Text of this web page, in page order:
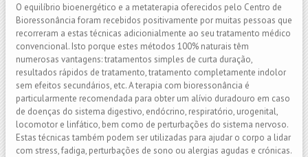
O equilíbrio bioenergético e a metaterapia oferecidos pelo Centro de
Bioressonância foram recebidos positivamente por muitas pessoas que
recorreram a estas técnicas adicionialmente ao seu tratamento médico
convencional. Isto porque estes métodos 100% naturais têm
numerosas vantagens: tratamentos simples de curta duração,
resultados rápidos de tratamento, tratamento completamente indolor
sem efeitos secundários, etc. A terapia com bioressonância é
particularmente recomendada para obter um alívio duradouro em caso
de doenças do sistema digestivo, endócrino, respiratório, urogenital,
locomotor e linfático, bem como de perturbações do sistema nervoso.
Estas técnicas também podem ser utilizadas para ajudar o corpo a lidar
com stress, fadiga, perturbações de sono ou alergias agudas e crónicas.